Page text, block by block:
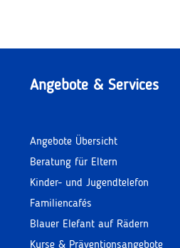
Angebote & Services
Angebote Übersicht
Beratung für Eltern
Kinder- und Jugendtelefon
Familiencafés
Blauer Elefant auf Rädern
Kurse & Präventionsangebote